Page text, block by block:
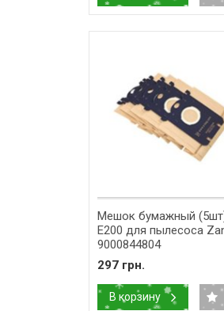
Мешок бумажный
E200 для пылесоса
9000844804
297 грн.
В корзину